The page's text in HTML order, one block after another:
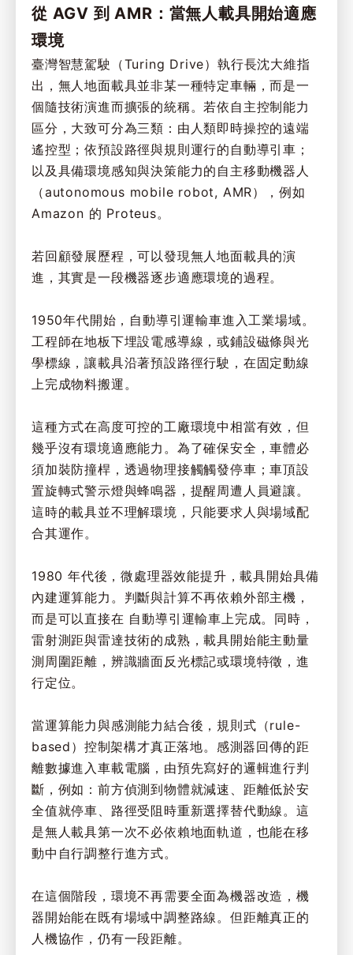
從 AGV 到 AMR：當無人載具開始適應
環境
臺灣智慧駕駛（Turing Drive）執行長沈大維指
出，無人地面載具並非某一種特定車輛，而是一
個隨技術演進而擴張的統稱。若依自主控制能力
區分，大致可分為三類：由人類即時操控的遠端
遙控型；依預設路徑與規則運行的自動導引車；
以及具備環境感知與決策能力的自主移動機器人
（autonomous mobile robot, AMR），例如
Amazon 的 Proteus。
若回顧發展歷程，可以發現無人地面載具的演
進，其實是一段機器逐步適應環境的過程。
1950年代開始，自動導引運輸車進入工業場域。
工程師在地板下埋設電感導線，或鋪設磁條與光
學標線，讓載具沿著預設路徑行駛，在固定動線
上完成物料搬運。
這種方式在高度可控的工廠環境中相當有效，但
幾乎沒有環境適應能力。為了確保安全，車體必
須加裝防撞桿，透過物理接觸觸發停車；車頂設
置旋轉式警示燈與蜂鳴器，提醒周遭人員避讓。
這時的載具並不理解環境，只能要求人與場域配
合其運作。
1980 年代後，微處理器效能提升，載具開始具備
內建運算能力。判斷與計算不再依賴外部主機，
而是可以直接在 自動導引運輸車上完成。同時，
雷射測距與雷達技術的成熟，載具開始能主動量
測周圍距離，辨識牆面反光標記或環境特徵，進
行定位。
當運算能力與感測能力結合後，規則式（rule-
based）控制架構才真正落地。感測器回傳的距
離數據進入車載電腦，由預先寫好的邏輯進行判
斷，例如：前方偵測到物體就減速、距離低於安
全值就停車、路徑受阻時重新選擇替代動線。這
是無人載具第一次不必依賴地面軌道，也能在移
動中自行調整行進方式。
在這個階段，環境不再需要全面為機器改造，機
器開始能在既有場域中調整路線。但距離真正的
人機協作，仍有一段距離。